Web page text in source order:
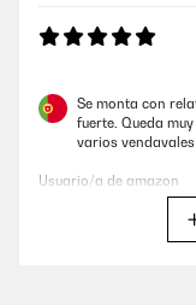
Se monta con
fuerte. Queda
varios
Usuario/a de amazon